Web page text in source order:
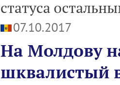
статуса
07.10.2017
На Молдову
шквалистый